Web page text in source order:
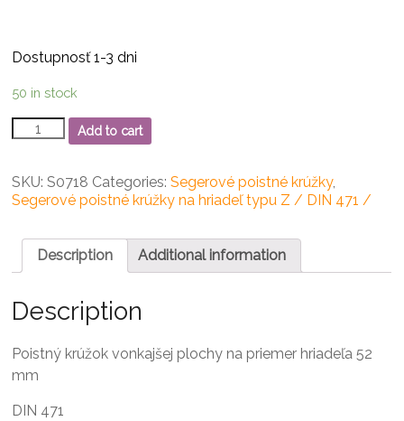
Dostupnosť 1-3 dni
50 in stock
Z52
poistný
krúžok
quantity
Add to cart
SKU:S0718 Categories:Segerové poistné krúžky,
Segerové poistné krúžky na hriadeľ typu Z / DIN 471 /
Description Additional information
Description
Poistný krúžok vonkajšej plochy na priemer hriadeľa 52
mm
DIN 471